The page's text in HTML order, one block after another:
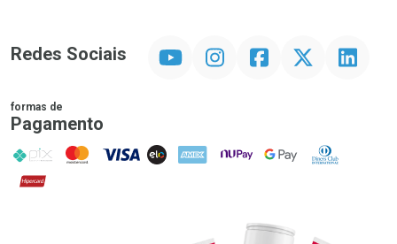
Redes Sociais InstagramFacebookTwitter Linkedin
formas de
Pagamento
PIX MasterCard
VISA ELO AMEX NuPay Google PayDiners Club
Hipercard
Promoção em Destaque